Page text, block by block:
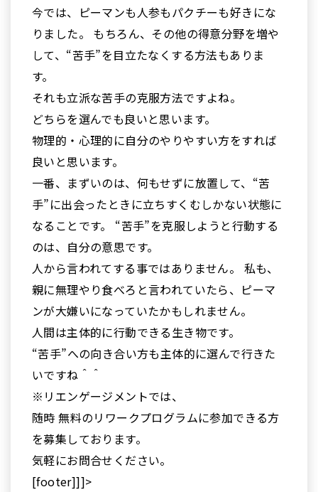
今では、ピーマンも人参もパクチーも好きにな
りました。 もちろん、その他の得意分野を増や
して、“苦手”を目立たなくする方法もありま
す。
それも立派な苦手の克服方法ですよね。
どちらを選んでも良いと思います。
物理的・心理的に自分のやりやすい方をすれば
良いと思います。
一番、まずいのは、何もせずに放置して、“苦
手”に出会ったときに立ちすくむしかない状態に
なることです。 “苦手”を克服しようと行動する
のは、自分の意思です。
人から言われてする事ではありません。 私も、
親に無理やり食べろと言われていたら、ピーマ
ンが大嫌いになっていたかもしれません。
人間は主体的に行動できる生き物です。
“苦手”への向き合い方も主体的に選んで行きた
いですね＾＾
※リエンゲージメントでは、
随時 無料のリワークプログラムに参加できる方
を募集しております。
気軽にお問合せください。
[footer]]]>